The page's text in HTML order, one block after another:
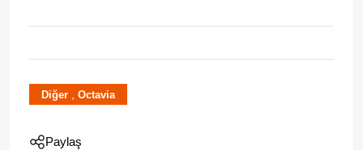
Diğer , Octavia
Paylaş